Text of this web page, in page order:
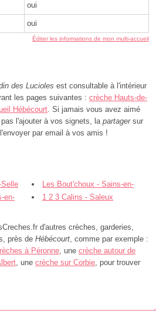
oui
oui
Éditer les informations de mon multi-accueil
des Lucioles est consultable à l'intérieur
les pages suivantes : crèche Hauts-de-
Hébécourt. Si jamais vous avez aimé
l'ajouter à vos signets, la partagersur
par email à vos amis !
Selle
Les Bout'choux - Sains-en-
Amiénois
en-
1 2 3 Calins - Saleux
d'autres crèches, garderies,
près de Hébécourt, comme par exemple :
à Péronne, une crèche autour de
, une crèche sur Corbie, pour trouver